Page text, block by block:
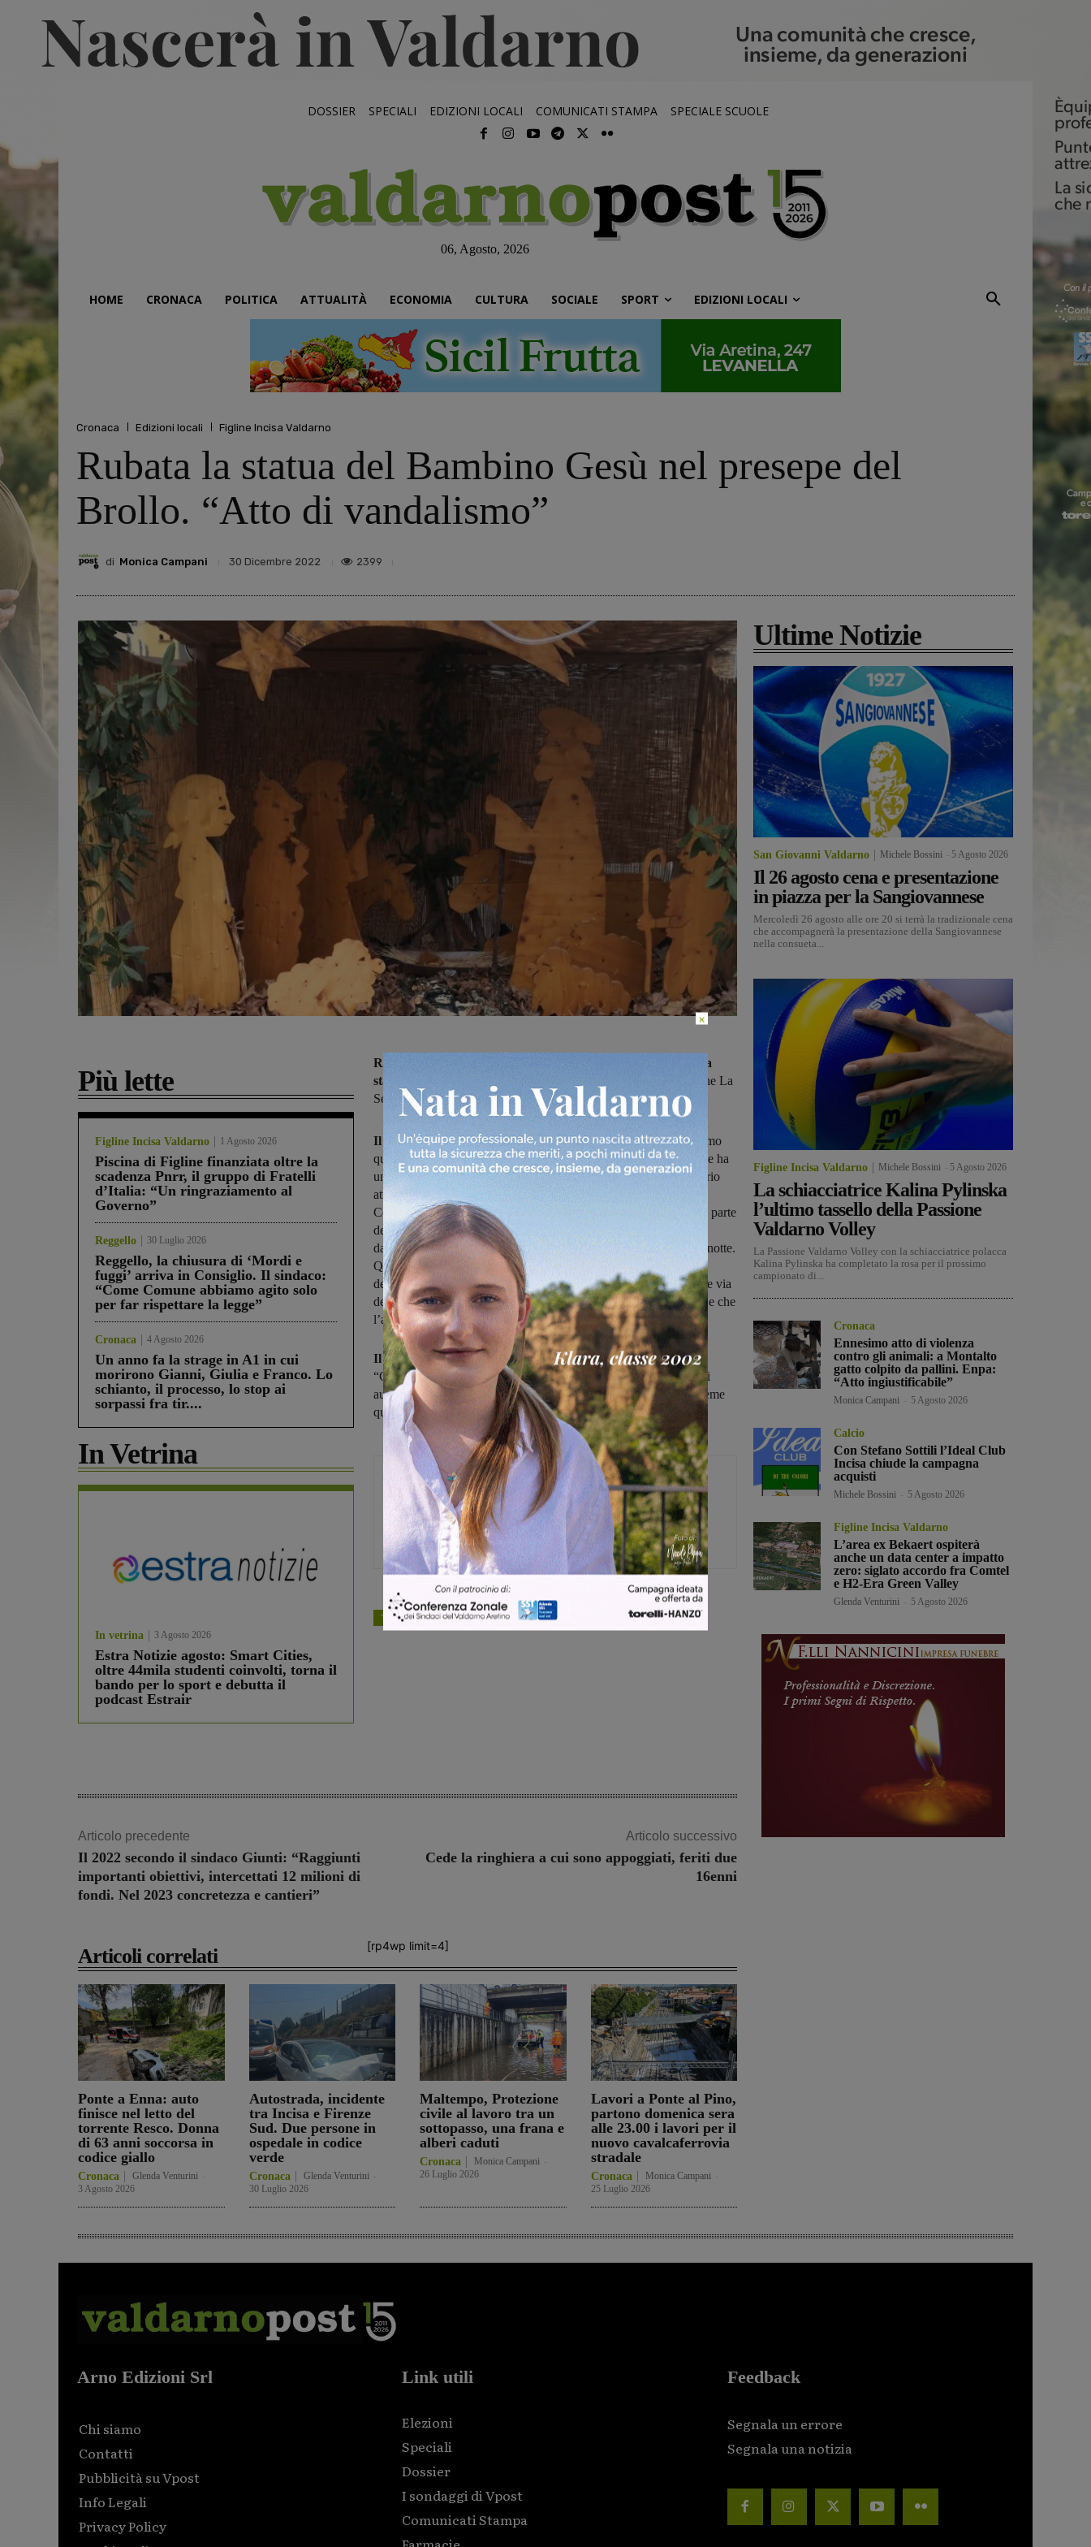
DOSSIER SPECIALI EDIZIONI LOCALI COMUNICATI STAMPA SPECIALE SCUOLE
06, Agosto, 2026
HOME CRONACA POLITICA ATTUALITÀ ECONOMIA CULTURA SOCIALE SPORT EDIZIONI LOCALI
Cronaca Edizioni locali Figline Incisa Valdarno
Rubata la statua del Bambino Gesù nel presepe del
Brollo. “Atto di vandalismo”
di Monica Campani 30 Dicembre 2022 2399
Più lette
Figline Incisa Valdarno 1 Agosto 2026
Piscina di Figline finanziata oltre la
scadenza Pnrr, il gruppo di Fratelli
d’Italia: “Un ringraziamento al
Governo”
Reggello 30 Luglio 2026
Reggello, la chiusura di ‘Mordi e
fuggi’ arriva in Consiglio. Il sindaco:
“Come Comune abbiamo agito solo
per far rispettare la legge”
Cronaca 4 Agosto 2026
Un anno fa la strage in A1 in cui
morirono Gianni, Giulia e Franco. Lo
schianto, il processo, lo stop ai
sorpassi fra tir....
In Vetrina
In vetrina 3 Agosto 2026
Estra Notizie agosto: Smart Cities,
oltre 44mila studenti coinvolti, torna il
bando per lo sport e debutta il
podcast Estrair
Rubata nel presepe del Brollo, nel comune di Figline Incisa, la
statua del Bambino Gesù.
Il presepe, realizzato dall’Associazione La
Senice, si trova in piazza Gonnelli Tassi.
Il Presidente della Consulta Enrico Venturi: “Ritengo gravissimo
quanto accaduto stanotte. La statua del Bambino Gesù è in legno e ha
uno scarso valore economico, il suo furto quindi è un vero e proprio
atto di vandalismo e di mancanza di rispetto verso tutta la nostra
Comunità. In questo ultimo periodo, come mi è stato segnalato da parte
dei cittadini, è stato un po’ un susseguirsi di piccoli furti e
danneggiamenti verso ciò che in generale rimane fuori durante la notte.
Questo ci spinge a chiedere un’accelerazione sul tema
dell’installazione delle telecamere per Brollo, Pian delle Macchie e via
del Fattoio che erano state da noi richieste già per l’anno corrente e che
l’amministrazione ha programmato per il 2023.”
Il Presidente dell’Associazione La Senice Michelino Fabrizio :
“Come Associazione siamo rammaricati per quanto è successo. Ci
auguriamo che la comunità rimanga coesa al fine di risolvere insieme
queste problematiche.”
Monica Campani
Direttore
TAGS cronaca
Articolo precedente
Il 2022 secondo il sindaco Giunti: “Raggiunti
importanti obiettivi, intercettati 12 milioni di
fondi. Nel 2023 concretezza e cantieri”
Articolo successivo
Cede la ringhiera a cui sono appoggiati, feriti due
16enni
[rp4wp limit=4]
Articoli correlati
Ponte a Enna: auto
finisce nel letto del
torrente Resco. Donna
di 63 anni soccorsa in
codice giallo
Cronaca Glenda Venturini
3 Agosto 2026
Autostrada, incidente
tra Incisa e Firenze
Sud. Due persone in
ospedale in codice
verde
Cronaca Glenda Venturini
30 Luglio 2026
Maltempo, Protezione
civile al lavoro tra un
sottopasso, una frana e
alberi caduti
Cronaca Monica Campani
26 Luglio 2026
Lavori a Ponte al Pino,
partono domenica sera
alle 23.00 i lavori per il
nuovo cavalcaferrovia
stradale
Cronaca Monica Campani
25 Luglio 2026
Ultime Notizie
San Giovanni Valdarno Michele Bossini 5 Agosto 2026
Il 26 agosto cena e presentazione
in piazza per la Sangiovannese
Mercoledì 26 agosto alle ore 20 si terrà la tradizionale cena
che accompagnerà la presentazione della Sangiovannese
nella consueta...
Figline Incisa Valdarno Michele Bossini 5 Agosto 2026
La schiacciatrice Kalina Pylinska
l’ultimo tassello della Passione
Valdarno Volley
La Passione Valdarno Volley con la schiacciatrice polacca
Kalina Pylinska ha completato la rosa per il prossimo
campionato di...
Cronaca
Ennesimo atto di violenza
contro gli animali: a Montalto
gatto colpito da pallini. Enpa:
“Atto ingiustificabile”
Monica Campani 5 Agosto 2026
Calcio
Con Stefano Sottili l’Ideal Club
Incisa chiude la campagna
acquisti
Michele Bossini 5 Agosto 2026
Figline Incisa Valdarno
L’area ex Bekaert ospiterà
anche un data center a impatto
zero: siglato accordo fra Comtel
e H2-Era Green Valley
Glenda Venturini 5 Agosto 2026
Arno Edizioni Srl
Chi siamo
Contatti
Pubblicità su Vpost
Info Legali
Privacy Policy
Link utili
Elezioni
Speciali
Dossier
I sondaggi di Vpost
Comunicati Stampa
Feedback
Segnala un errore
Segnala una notizia
×